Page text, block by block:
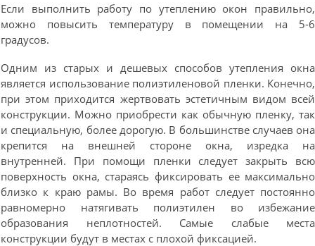
Если выполнить работу по утеплению окон правильно,
можно повысить температуру в помещении на 5-6
градусов.
Одним из старых и дешевых способов утепления окна
является использование полиэтиленовой пленки. Конечно,
при этом приходится жертвовать эстетичным видом всей
конструкции. Можно приобрести как обычную пленку, так
и специальную, более дорогую. В большинстве случаев она
крепится на внешней стороне окна, изредка на
внутренней. При помощи пленки следует закрыть всю
поверхность окна, стараясь фиксировать ее максимально
близко к краю рамы. Во время работ следует постоянно
равномерно натягивать полиэтилен во избежание
образования неплотностей. Самые слабые места
конструкции будут в местах с плохой фиксацией.